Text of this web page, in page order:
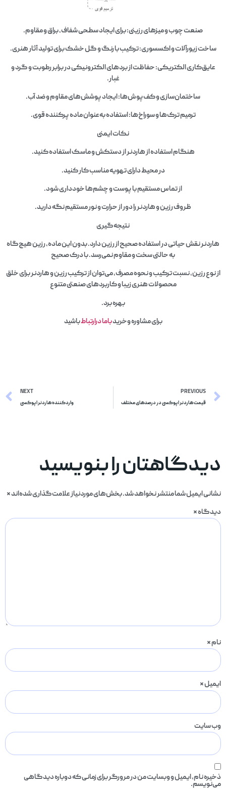
صنعت چوب و میزهای رزینی: برای ایجاد سطحی شفاف، براق و مقاوم.
ساخت زیورآلات و اکسسوری: ترکیب با رنگ و گل خشک برای تولید آثار هنری.
عایق‌کاری الکتریکی: حفاظت از بردهای الکترونیکی در برابر رطوبت و گرد و
غبار.
ساختمان‌سازی و کف‌پوش‌ها: ایجاد پوشش‌های مقاوم و ضد آب.
ترمیم ترک‌ها و سوراخ‌ها: استفاده به‌عنوان ماده پرکننده قوی.
نکات ایمنی
هنگام استفاده از هاردنر از دستکش و ماسک استفاده کنید.
در محیط دارای تهویه مناسب کار کنید.
از تماس مستقیم با پوست و چشم‌ها خودداری شود.
ظروف رزین و هاردنر را دور از حرارت و نور مستقیم نگه دارید.
نتیجه‌گیری
هاردنر نقش حیاتی در استفاده صحیح از رزین دارد. بدون این ماده، رزین هیچ‌گاه
به حالتی سخت و مقاوم نمی‌رسد. با درک صحیح
از نوع رزین، نسبت ترکیب و نحوه مصرف، می‌توان از ترکیب رزین و هاردنر برای خلق
محصولات هنری زیبا و کاربردهای صنعتی متنوع
بهره برد.
برای مشاوره وخریدباما درارتباطباشید
PREVIOUS
قیمت هاردنر اپوکسی در درصدهای مختلف
NEXT
واردکننده هاردنر اپوکسی
دیدگاهتان را بنویسید
نشانی ایمیل شما منتشر نخواهد شد.بخش‌های موردنیاز علامت‌گذاری شده‌اند*
دیدگاه*
نام*
ایمیل*
وب‌ سایت
ذخیره نام، ایمیل و وبسایت من در مرورگر برای زمانی که دوباره دیدگاهی
می‌نویسم.